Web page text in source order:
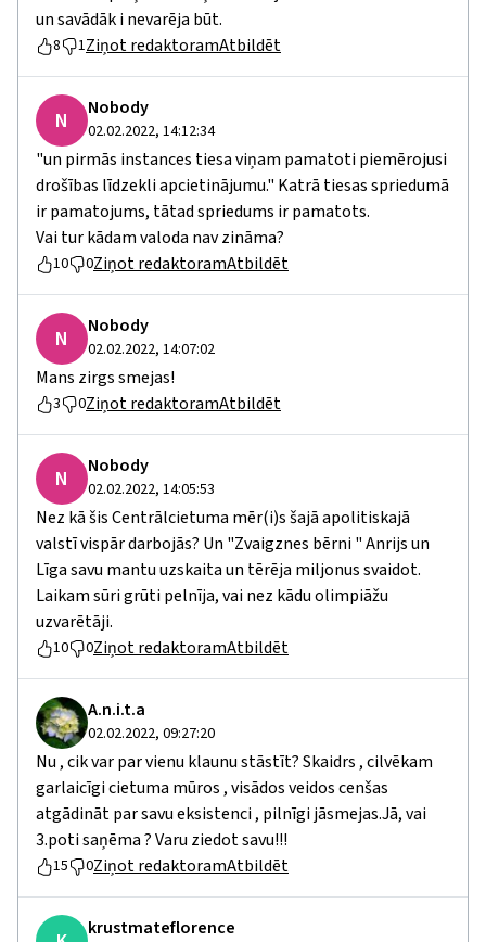
un savādāk i nevarēja būt.
8 1Ziņot redaktoramAtbildēt
N Nobody
02.02.2022, 14:12:34
"un pirmās instances tiesa viņam pamatoti piemērojusi
drošības līdzekli apcietinājumu." Katrā tiesas spriedumā
ir pamatojums, tātad spriedums ir pamatots.
Vai tur kādam valoda nav zināma?
10 0Ziņot redaktoramAtbildēt
N Nobody
02.02.2022, 14:07:02
Mans zirgs smejas!
3 0Ziņot redaktoramAtbildēt
N Nobody
02.02.2022, 14:05:53
Nez kā šis Centrālcietuma mēr(i)s šajā apolitiskajā
valstī vispār darbojās? Un "Zvaigznes bērni " Anrijs un
Līga savu mantu uzskaita un tērēja miljonus svaidot.
Laikam sūri grūti pelnīja, vai nez kādu olimpiāžu
uzvarētāji.
10 0Ziņot redaktoramAtbildēt
A.n.i.t.a
02.02.2022, 09:27:20
Nu , cik var par vienu klaunu stāstīt? Skaidrs , cilvēkam
garlaicīgi cietuma mūros , visādos veidos cenšas
atgādināt par savu eksistenci , pilnīgi jāsmejas.Jā, vai
3.poti saņēma ? Varu ziedot savu!!!
15 0Ziņot redaktoramAtbildēt
krustmateflorence